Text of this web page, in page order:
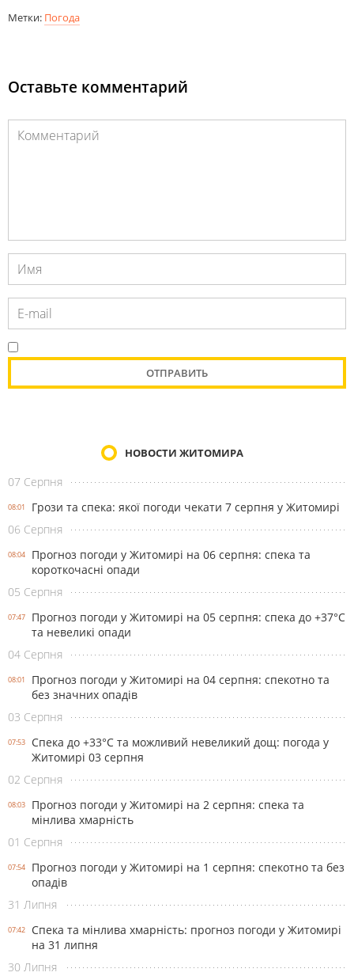
Метки: Погода
Оставьте комментарий
НОВОСТИ ЖИТОМИРА
07 Серпня
08:01
Грози та спека: якої погоди чекати 7 серпня у Житомирі
06 Серпня
08:04
Прогноз погоди у Житомирі на 06 серпня: спека та
короткочасні опади
05 Серпня
07:47
Прогноз погоди у Житомирі на 05 серпня: спека до +37°С
та невеликі опади
04 Серпня
08:01
Прогноз погоди у Житомирі на 04 серпня: спекотно та
без значних опадів
03 Серпня
07:53
Спека до +33°С та можливий невеликий дощ: погода у
Житомирі 03 серпня
02 Серпня
08:03
Прогноз погоди у Житомирі на 2 серпня: спека та
мінлива хмарність
01 Серпня
07:54
Прогноз погоди у Житомирі на 1 серпня: спекотно та без
опадів
31 Липня
07:42
Спека та мінлива хмарність: прогноз погоди у Житомирі
на 31 липня
30 Липня